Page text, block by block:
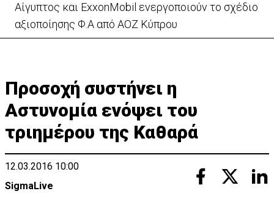
Πίσω στο ΗΒ για την κηδεία του γιου του ο
37χρονος:«Είναι σε άσχημη κατάσταση»
Προσοχή συστήνει η
Αστυνομία ενόψει του
τριημέρου της Καθαρά
12.03.2016 10:00
SigmaLive